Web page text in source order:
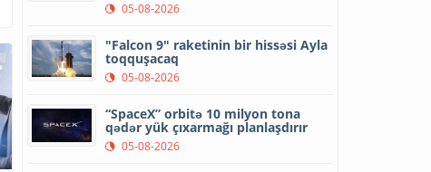
05-08-2026
"Falcon 9" raketinin bir hissəsi Ayla
toqquşacaq
05-08-2026
“SpaceX” orbitə 10 milyon tona
qədər yük çıxarmağı planlaşdırır
05-08-2026